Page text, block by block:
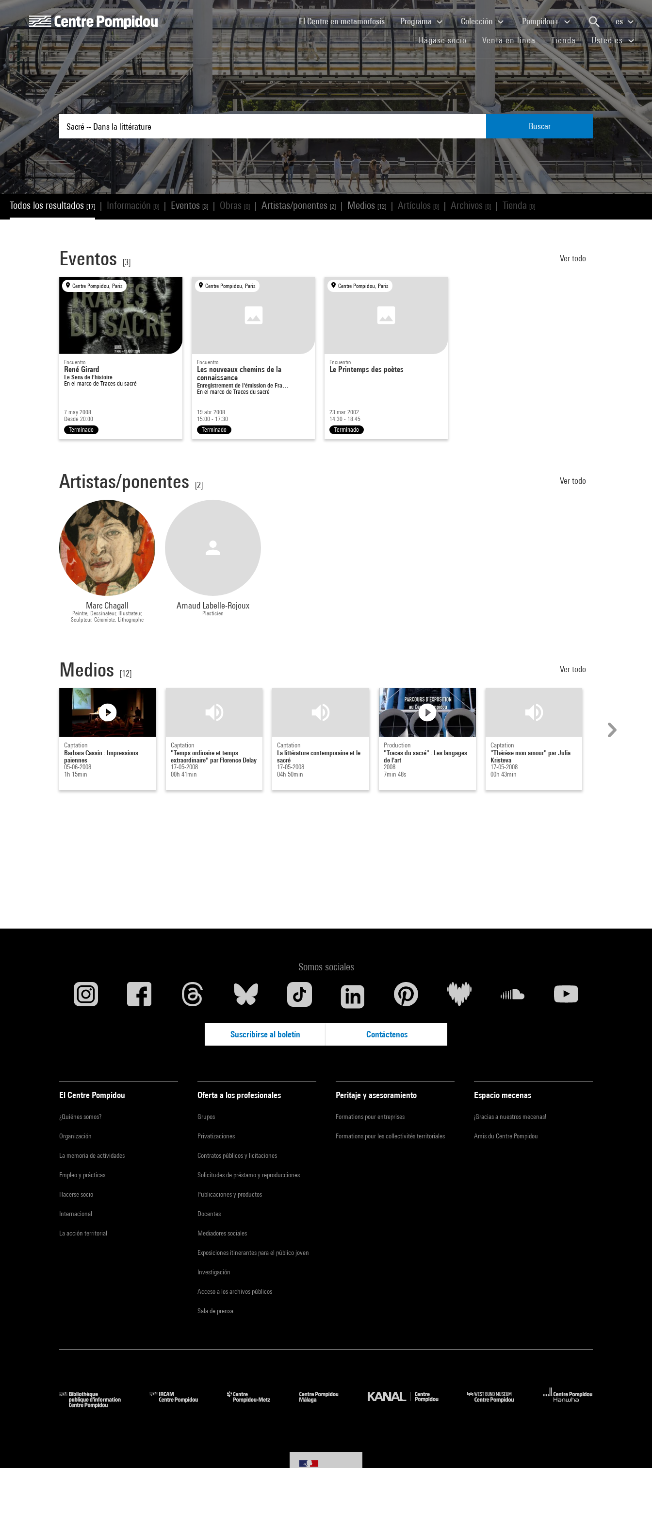
Skip to main content
Centre Pompidou
El Centre en metamorfosis(current)Programa Colección Pompidou+
es
Hágase socio(current)Venta en línea(current)
Tienda(current)Usted es
Buscar
Todos los resultados [17] Información [0] Eventos [3] Obras [0] Artistas/ponentes [2] Medios [12] Artículos [0] Archivos [0] Tienda [0]
Eventos [3] Ver todo
Centre Pompidou, Paris
Encuentro
René Girard
Le Sens de l'histoire
En el marco de Traces du sacré
7 may 2008
Desde 20:00
Terminado
Centre Pompidou, Paris
Encuentro
Les nouveaux chemins de la
connaissance
Enregistrement de l'émission de Fra…
En el marco de Traces du sacré
19 abr 2008
15:00 - 17:30
Terminado
Centre Pompidou, Paris
Encuentro
Le Printemps des poètes
23 mar 2002
14:30 - 18:45
Terminado
Artistas/ponentes [2] Ver todo
Marc Chagall
Peintre, Dessinateur, Illustrateur,
Sculpteur, Céramiste, Lithographe
Arnaud Labelle-Rojoux
Plasticien
Medios [12] Ver todo
Captation
Barbara Cassin : Impressions
païennes
05-06-2008
1h 15min
Captation
"Temps ordinaire et temps
extraordinaire" par Florence Delay
17-05-2008
00h 41min
Captation
La littérature contemporaine et le
sacré
17-05-2008
04h 50min
Production
"Traces du sacré" : Les langages
de l'art
2008
7min 48s
Captation
"Thérèse mon amour" par Julia
Kristeva
17-05-2008
00h 43min
Somos sociales
Suscribirse al boletín Contáctenos
El Centre Pompidou
¿Quiénes somos?
Organización
La memoria de actividades
Empleo y prácticas
Hacerse socio
Internacional
La acción territorial
Oferta a los profesionales
Grupos
Privatizaciones
Contratos públicos y licitaciones
Solicitudes de préstamo y reproducciones
Publicaciones y productos
Docentes
Mediadores sociales
Exposiciones itinerantes para el público joven
Investigación
Acceso a los archivos públicos
Sala de prensa
Peritaje y asesoramiento
Formations pour entreprises
Formations pour les collectivités territoriales
Espacio mecenas
¡Gracias a nuestros mecenas!
Amis du Centre Pompidou